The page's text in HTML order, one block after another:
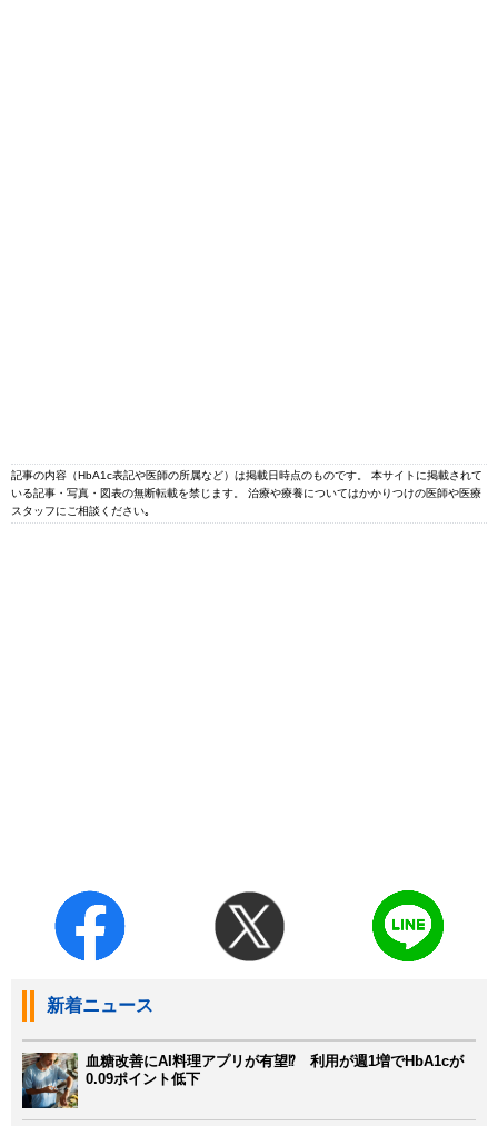
記事の内容（HbA1c表記や医師の所属など）は掲載日時点のものです。 本サイトに掲載されて
いる記事・写真・図表の無断転載を禁じます。 治療や療養についてはかかりつけの医師や医療
スタッフにご相談ください｡
新着ニュース
血糖改善にAI料理アプリが有望⁉ 利用が週1増でHbA1cが
0.09ポイント低下